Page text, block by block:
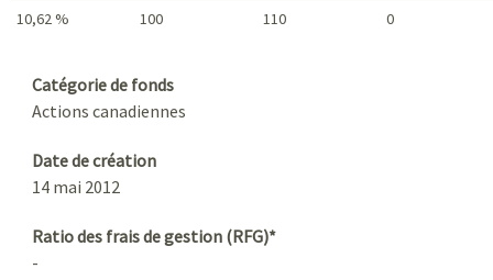
10,62 % 100 110 0
Catégorie de fonds
Actions canadiennes
Date de création
14 mai 2012
Ratio des frais de gestion (RFG)*
-